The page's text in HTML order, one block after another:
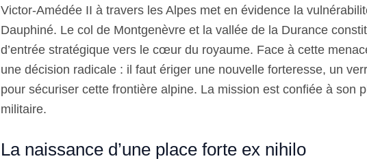
Victor-Amédée II à travers les Alpes met en évidence la
Dauphiné. Le col de Montgenèvre et la vallée de la Durance
d’entrée stratégique vers le cœur du royaume. Face à cette
une décision radicale : il faut ériger une nouvelle forteresse, un
pour sécuriser cette frontière alpine. La mission est confiée à son
militaire.
La naissance d’une place forte ex nihilo